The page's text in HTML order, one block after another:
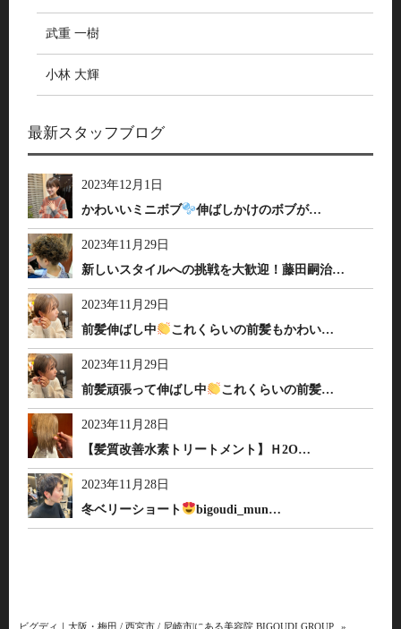
武重 一樹
小林 大輝
最新スタッフブログ
2023年12月1日
かわいいミニボブ
伸ばしかけのボブが…
2023年11月29日
新しいスタイルへの挑戦を大歓迎！藤田嗣治…
2023年11月29日
前髪伸ばし中
これくらいの前髪もかわい…
2023年11月29日
前髪頑張って伸ばし中
これくらいの前髪…
2023年11月28日
【髪質改善水素トリートメント】Ｈ2O…
2023年11月28日
冬ベリーショート
bigoudi_mun…
ビグディ｜大阪・梅田 / 西宮市 / 尼崎市|にある美容院 BIGOUDI GROUP »